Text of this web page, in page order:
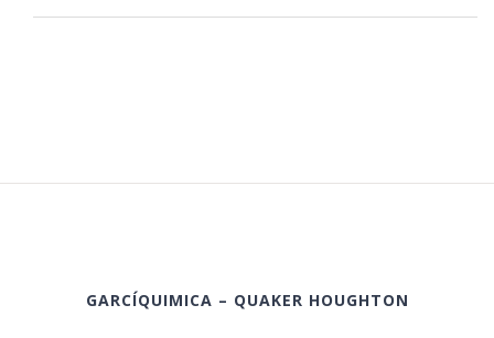
GARCÍQUIMICA – QUAKER HOUGHTON